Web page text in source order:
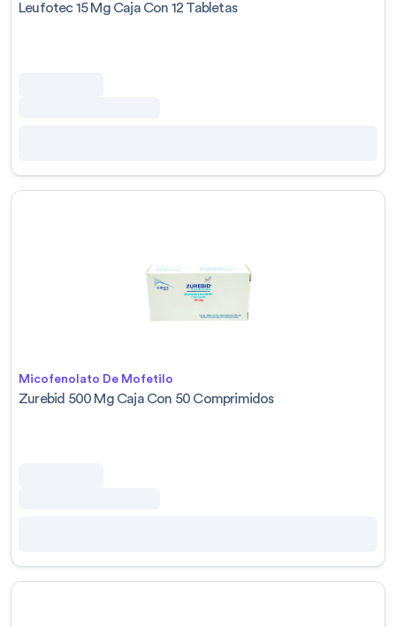
Leufotec 15 Mg Caja Con 12 Tabletas
Micofenolato De Mofetilo
Zurebid 500 Mg Caja Con 50 Comprimidos